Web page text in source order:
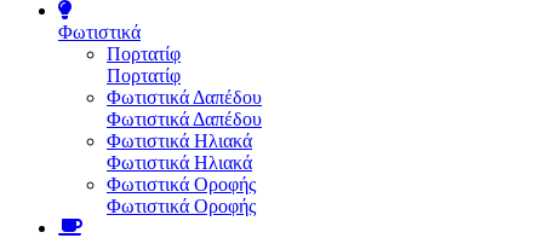
Φωτιστικά
Πορτατίφ
Πορτατίφ
Φωτιστικά Δαπέδου
Φωτιστικά Δαπέδου
Φωτιστικά Ηλιακά
Φωτιστικά Ηλιακά
Φωτιστικά Οροφής
Φωτιστικά Οροφής